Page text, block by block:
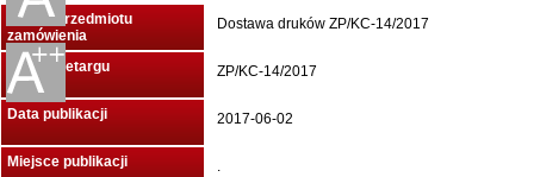
Nazwa przedmiotu
zamówienia
Dostawa druków ZP/KC-14/2017
Znak przetargu ZP/KC-14/2017
Data publikacji 2017-06-02
Miejsce publikacji .